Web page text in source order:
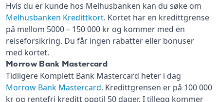
Hvis du er kunde hos Melhusbanken kan du søke om
Melhusbanken Kredittkort. Kortet har en kredittgrense
på mellom 5000 – 150 000 kr og kommer med en
reiseforsikring. Du får ingen rabatter eller bonuser
med kortet.
Morrow Bank Mastercard
Tidligere Komplett Bank Mastercard heter i dag
Morrow Bank Mastercard. Kredittgrensen er på 100 000
kr og rentefri kreditt opptil 50 dager. I tillegg kommer